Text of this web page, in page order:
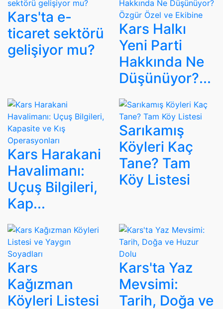
Kars'ta e-
ticaret sektörü
gelişiyor mu?
Kars Halkı
Yeni Parti
Hakkında Ne
Düşünüyor?...
Kars Harakani
Havalimanı:
Uçuş Bilgileri,
Kap...
Sarıkamış
Köyleri Kaç
Tane? Tam
Köy Listesi
Kars
Kağızman
Köyleri Listesi
Kars'ta Yaz
Mevsimi:
Tarih, Doğa ve